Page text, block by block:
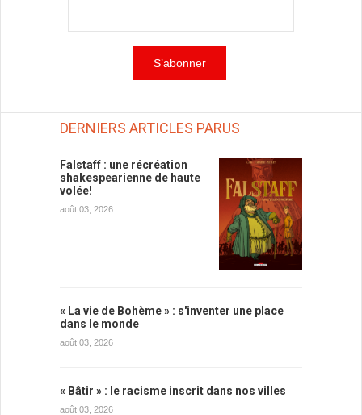
DERNIERS ARTICLES PARUS
Falstaff : une récréation
shakespearienne de haute
volée!
août 03, 2026
« La vie de Bohème » : s'inventer une place
dans le monde
août 03, 2026
« Bâtir » : le racisme inscrit dans nos villes
août 03, 2026